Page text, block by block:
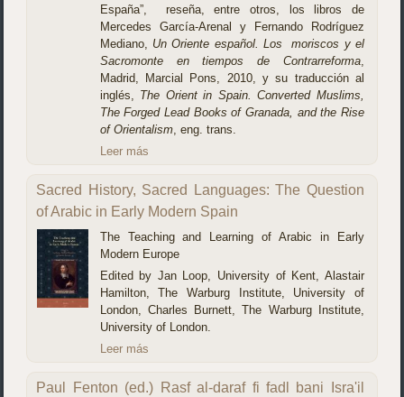
España”, reseña, entre otros, los libros de
Mercedes García-Arenal y Fernando Rodríguez
Mediano, Un Oriente español. Los moriscos y el
Sacromonte en tiempos de Contrarreforma,
Madrid, Marcial Pons, 2010, y su traducción al
inglés, The Orient in Spain.Converted Muslims,
The Forged Lead Books of Granada, and the Rise
of Orientalism, eng. trans.
Leer más
Sacred History, Sacred Languages: The Question
of Arabic in Early Modern Spain
The Teaching and Learning of Arabic in Early
Modern Europe
Edited by Jan Loop, University of Kent, Alastair
Hamilton, The Warburg Institute, University of
London, Charles Burnett, The Warburg Institute,
University of London.
Leer más
Paul Fenton (ed.) Rasf al-daraf fi fadl bani Isra'il